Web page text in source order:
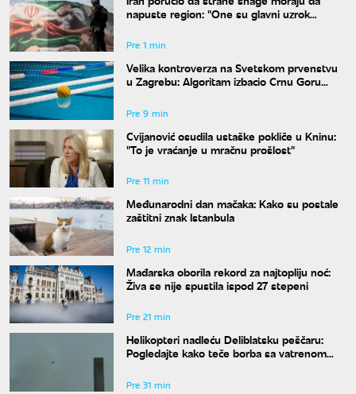
napuste region: "One su glavni uzrok
Pre 1 min
Velika kontroverza na Svetskom prvenstvu
u Zagrebu: Algoritam izbacio Crnu Goru
Pre 9 min
Cvijanović osudila ustaške pokliče u Kninu:
"To je vraćanje u mračnu prošlost"
Pre 11 min
Međunarodni dan mačaka: Kako su postale
zaštitni znak Istanbula
Pre 12 min
Mađarska oborila rekord za najtopliju noć:
Živa se nije spustila ispod 27 stepeni
Pre 21 min
Helikopteri nadleću Deliblatsku peščaru:
Pogledajte kako teče borba sa vatrenom
Pre 31 min